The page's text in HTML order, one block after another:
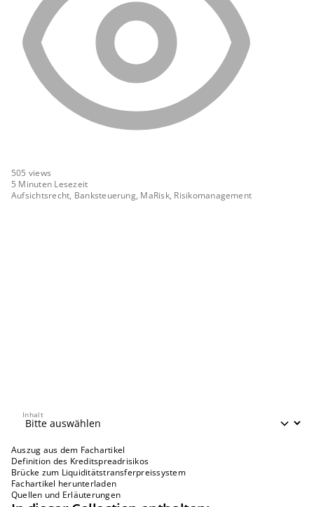
505 views
5 Minuten Lesezeit
Aufsichtsrecht, Banksteuerung, MaRisk, Risikomanagement
Inhalt
Inhalt
Auszug aus dem Fachartikel
Definition des Kreditspreadrisikos
Brücke zum Liquiditätstransferpreissystem
Fachartikel herunterladen
Quellen und Erläuterungen